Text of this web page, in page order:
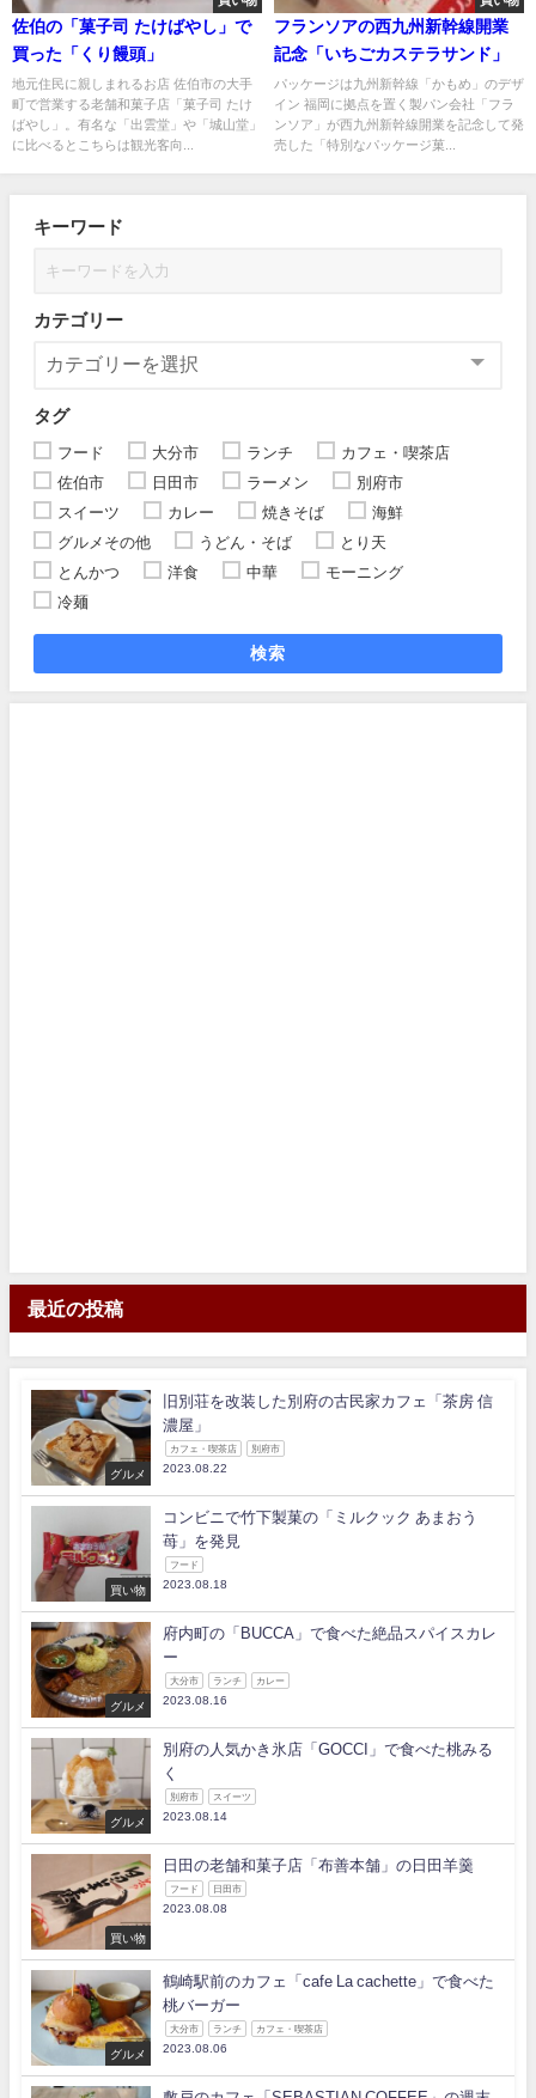
佐伯の「菓子司 たけばやし」で
買った「くり饅頭」
地元住民に親しまれるお店 佐伯市の大手
町で営業する老舗和菓子店「菓子司 たけ
ばやし」。有名な「出雲堂」や「城山堂」
に比べるとこちらは観光客向...
フランソアの西九州新幹線開業
記念「いちごカステラサンド」
パッケージは九州新幹線「かもめ」のデザ
イン 福岡に拠点を置く製パン会社「フラ
ンソア」が西九州新幹線開業を記念して発
売した「特別なパッケージ菓...
キーワード
カテゴリー
タグ
フード 大分市 ランチ
カフェ・喫茶店
佐伯市
日田市 ラーメン
別府市
スイーツ
カレー 焼きそば
海鮮
グルメその他
うどん・そば
とり天
とんかつ
洋食 中華
モーニング
冷麺
検索
最近の投稿
グルメ
旧別荘を改装した別府の古民家カフェ「茶房 信
濃屋」
カフェ・喫茶店 別府市
2023.08.22
買い物
コンビニで竹下製菓の「ミルクック あまおう
苺」を発見
フード
2023.08.18
グルメ
府内町の「BUCCA」で食べた絶品スパイスカレ
ー
大分市 ランチ カレー
2023.08.16
グルメ
別府の人気かき氷店「GOCCI」で食べた桃みる
く
別府市 スイーツ
2023.08.14
買い物
日田の老舗和菓子店「布善本舗」の日田羊羹
フード 日田市
2023.08.08
グルメ
鶴崎駅前のカフェ「cafe La cachette」で食べた
桃バーガー
大分市 ランチ カフェ・喫茶店
2023.08.06